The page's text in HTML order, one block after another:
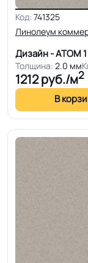
Код: 741325
Линолеум
Дизайн - АТОМ 1
Толщина: 2.0 мм
1212руб./м2
В